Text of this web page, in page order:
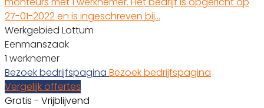
27-01-2022 en is ingeschreven bij…
Werkgebied Lottum
Eenmanszaak
1 werknemer
Bezoek bedrijfspagina Bezoek bedrijfspagina
Vergelijk offertes
Gratis - Vrijblijvend